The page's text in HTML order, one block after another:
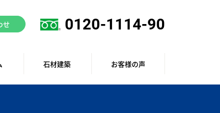
せ 0120-1114-90
石材建築 お客様の声